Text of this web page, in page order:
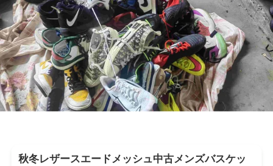
秋冬レザースエードメッシュ中古メンズバスケッ